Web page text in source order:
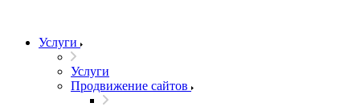
Услуги
Услуги
Продвижение сайтов